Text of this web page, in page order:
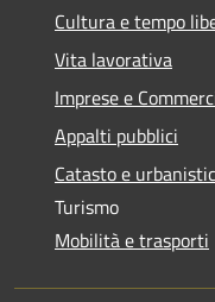
Cultura e tempo
Vita lavorativa
Imprese e
Appalti pubblici
Catasto e
Turismo
Mobilità e trasporti